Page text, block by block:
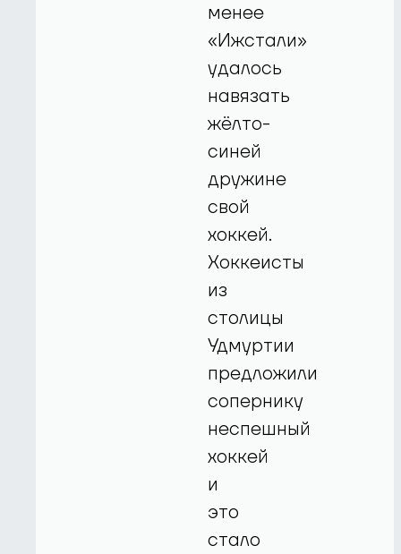
менее
«Ижстали»
удалось
навязать
жёлто-
синей
дружине
свой
хоккей.
Хоккеисты
из
столицы
Удмуртии
предложили
сопернику
неспешный
хоккей
и
это
стало